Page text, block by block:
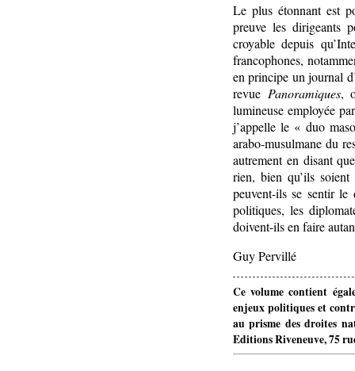
Le plus étonnant est
preuve les dirigeants
croyable depuis
francophones,
en principe un journal
revue Panoramiques,
lumineuse employée
j’appelle le « duo
arabo-musulmane du
autrement en disant
rien, bien qu’ils
peuvent-ils se sentir
politiques, les
doivent-ils en faire
Guy Pervillé
Ce volume contient
enjeux politiques et
au prisme des droites
Editions Riveneuve, 75